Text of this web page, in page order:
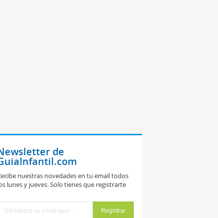
de
nuestras novedades en tu email todos
lunes y jueves. Solo tienes que registrarte